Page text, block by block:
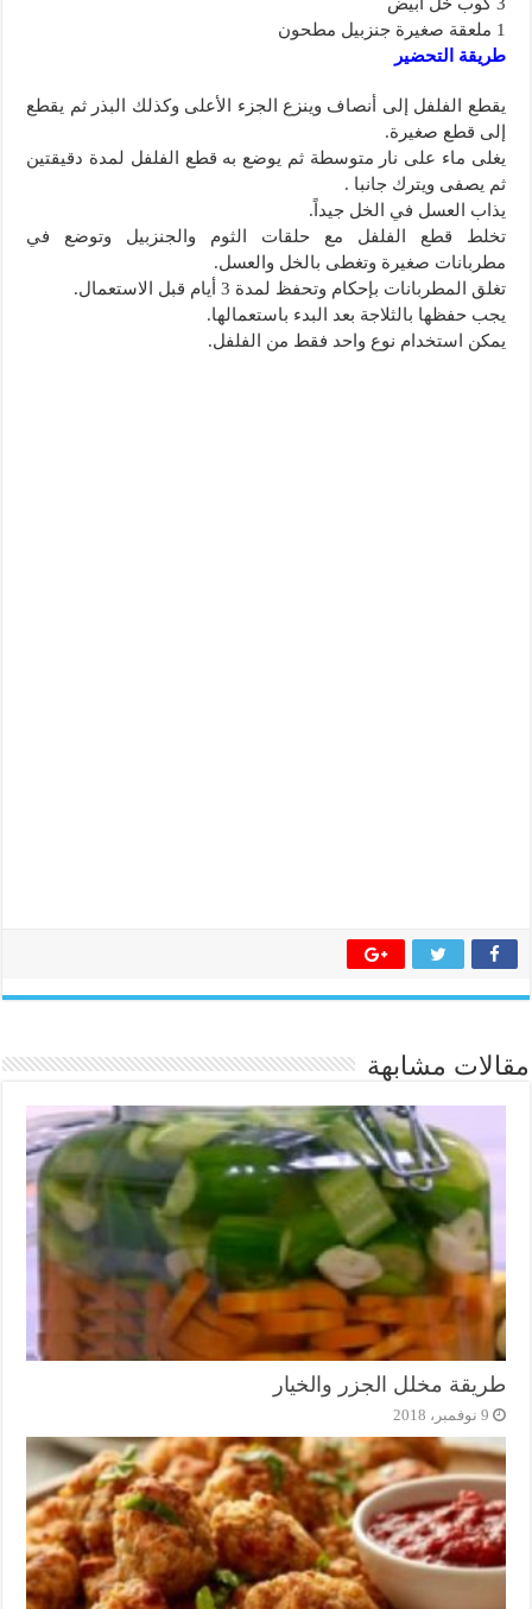
1 ملعقة صغيرة جنزبيل مطحون
طريقة التحضير
يقطع الفلفل إلى أنصاف وينزع الجزء الأعلى وكذلك البذر ثم يقطع
إلى قطع صغيرة.
يغلى ماء على نار متوسطة ثم يوضع به قطع الفلفل لمدة دقيقتين
ثم يصفى ويترك جانبا .
يذاب العسل في الخل جيداً.
تخلط قطع الفلفل مع حلقات الثوم والجنزبيل وتوضع في
مطربانات صغيرة وتغطى بالخل والعسل.
تغلق المطربانات بإحكام وتحفظ لمدة 3 أيام قبل الاستعمال.
يجب حفظها بالثلاجة بعد البدء باستعمالها.
يمكن استخدام نوع واحد فقط من الفلفل.
مقالات مشابهة
طريقة مخلل الجزر والخيار
9 نوفمبر، 2018